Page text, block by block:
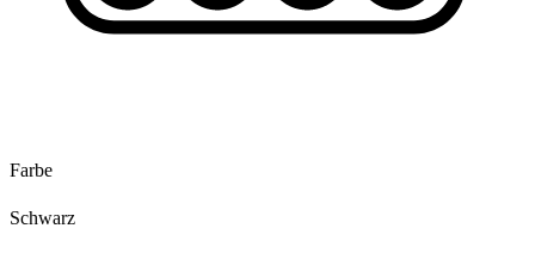
Farbe
Schwarz